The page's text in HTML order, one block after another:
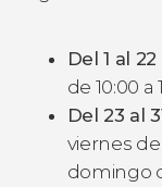
Del 1 al
de 10:00 a
Del 23 al
viernes de
domingo